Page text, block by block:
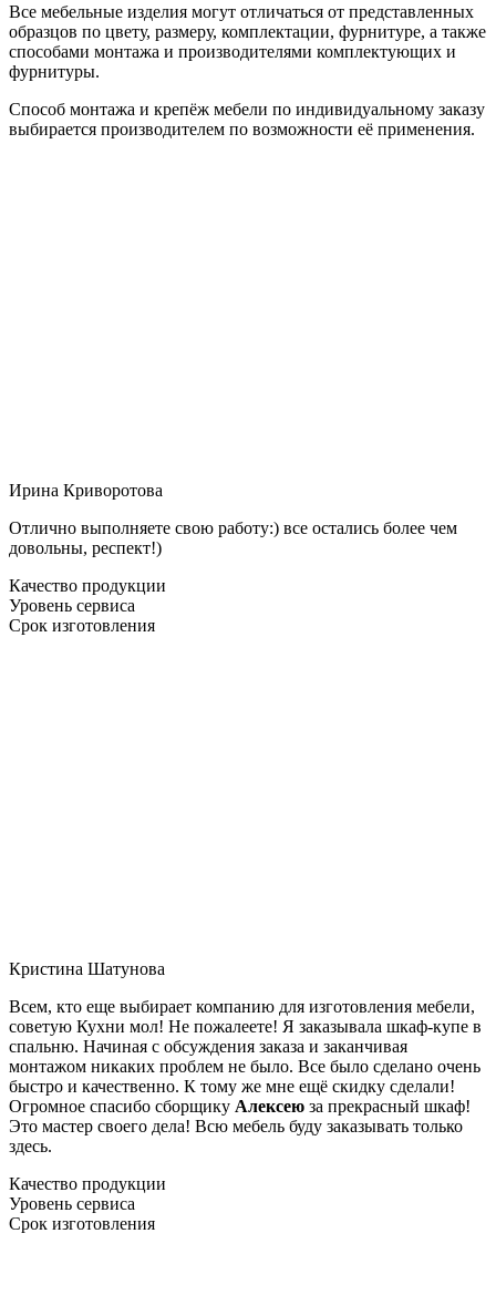
Все мебельные изделия могут отличаться от представленных
образцов по цвету, размеру, комплектации, фурнитуре, а также
способами монтажа и производителями комплектующих и
фурнитуры.
Способ монтажа и крепёж мебели по индивидуальному заказу
выбирается производителем по возможности её применения.
Ирина Криворотова
Отлично выполняете свою работу:) все остались более чем
довольны, респект!)
Качество продукции
Уровень сервиса
Срок изготовления
Кристина Шатунова
Всем, кто еще выбирает компанию для изготовления мебели,
советую Кухни мол! Не пожалеете! Я заказывала шкаф-купе в
спальню. Начиная с обсуждения заказа и заканчивая
монтажом никаких проблем не было. Все было сделано очень
быстро и качественно. К тому же мне ещё скидку сделали!
Огромное спасибо сборщику Алексею за прекрасный шкаф!
Это мастер своего дела! Всю мебель буду заказывать только
здесь.
Качество продукции
Уровень сервиса
Срок изготовления